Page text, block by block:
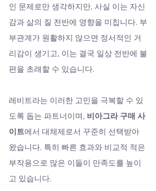
인 문제로만 생각하지만, 사실 이는 자신
감과 삶의 질 전반에 영향을 미칩니다. 부
부관계가 원활하지 않으면 정서적인 거
리감이 생기고, 이는 결국 일상 전반에 불
편을 초래할 수 있습니다.
레비트라는 이러한 고민을 극복할 수 있
도록 돕는 파트너이며, 비아그라 구매 사
이트에서 대체제로서 꾸준히 선택받아
왔습니다. 특히 빠른 효과와 비교적 적은
부작용으로 많은 이들이 만족도를 높이
고 있습니다.